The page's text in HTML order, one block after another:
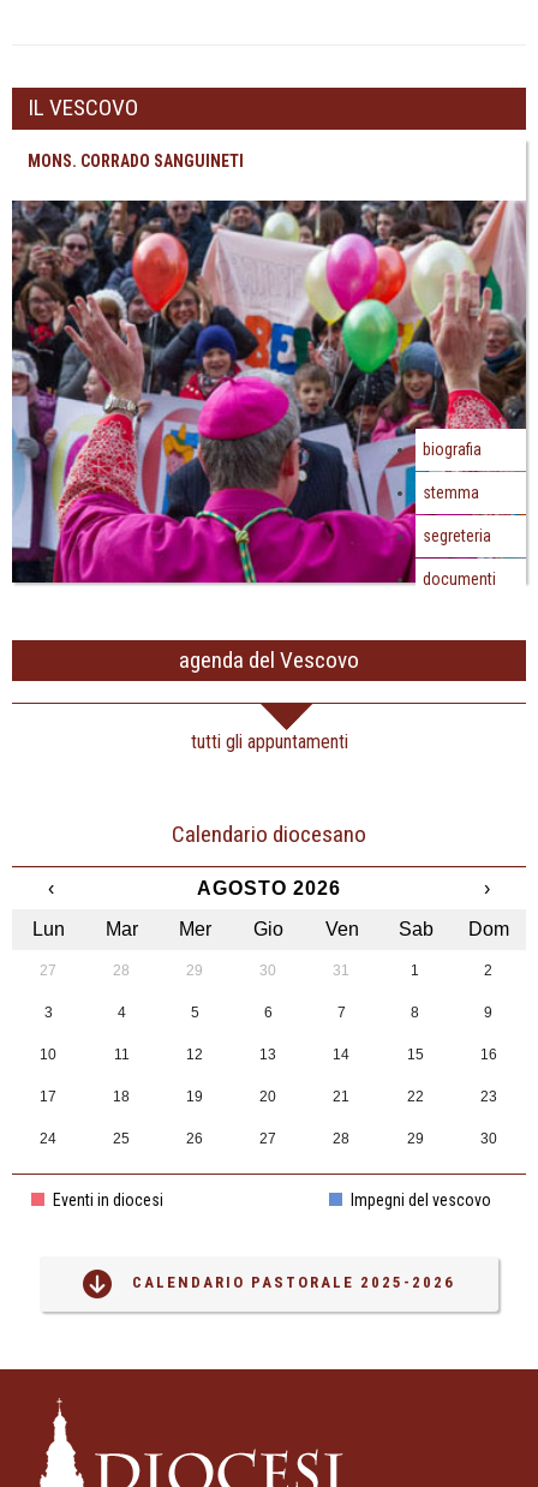
IL VESCOVO
MONS. CORRADO SANGUINETI
biografia
stemma
segreteria
documenti
agenda del Vescovo
tutti gli appuntamenti
Calendario diocesano
‹ AGOSTO 2026
›
Lun
Mar Mer Gio Ven Sab Dom
27 28 29 30 31 1 2
3 4 5 6 7 8 9
10 11 12 13 14 15 16
17 18 19 20 21 22 23
24 25 26 27 28 29 30
31 1 2 3 4 5 6
Eventi in diocesi Impegni del vescovo
CALENDARIO PASTORALE 2025-2026